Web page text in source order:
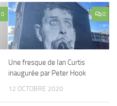
0 0
Une fresque de Ian Curtis
inaugurée par Peter Hook
12 OCTOBRE 2020